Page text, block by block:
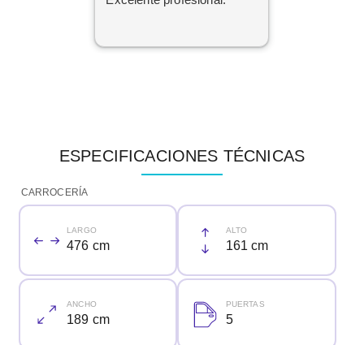
ESPECIFICACIONES TÉCNICAS
CARROCERÍA
LARGO
476 cm
ALTO
161 cm
ANCHO
189 cm
PUERTAS
5